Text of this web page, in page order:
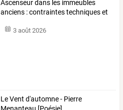
Ascenseurdans les immeubles
anciens :contraintestechniqueset
3 août 2026
Le Vent d'automne - Pierre